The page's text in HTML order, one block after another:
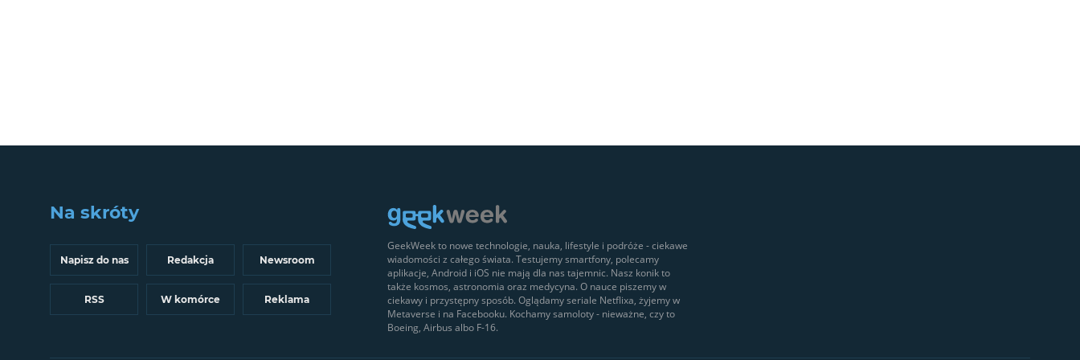
Na skróty
Napisz do nas Redakcja Newsroom
RSS W komórce Reklama
GeekWeek to nowe technologie, nauka, lifestyle i podróże - ciekawe
wiadomości z całego świata. Testujemy smartfony, polecamy
aplikacje, Android i iOS nie mają dla nas tajemnic. Nasz konik to
także kosmos, astronomia oraz medycyna. O nauce piszemy w
ciekawy i przystępny sposób. Oglądamy seriale Netflixa, żyjemy w
Metaverse i na Facebooku. Kochamy samoloty - nieważne, czy to
Boeing, Airbus albo F-16.